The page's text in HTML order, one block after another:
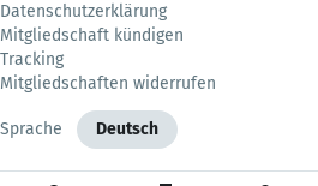
Datenschutzerklärung
Mitgliedschaft kündigen
Tracking
Mitgliedschaften widerrufen
Sprache Deutsch